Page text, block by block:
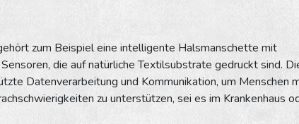
zum Beispiel eine intelligente Halsmanschette mit
die auf natürliche Textilsubstrate gedruckt sind.
Datenverarbeitung und Kommunikation, um Menschen
zu unterstützen, sei es im Krankenhaus